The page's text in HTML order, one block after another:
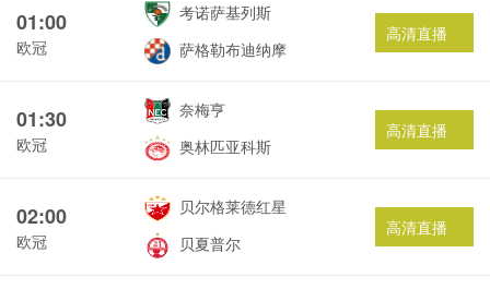
01:00
欧冠
考诺萨基列斯
萨格勒布迪纳摩
高清直播
01:30
欧冠
奈梅亨
奥林匹亚科斯
高清直播
02:00
欧冠
贝尔格莱德红星
贝夏普尔
高清直播